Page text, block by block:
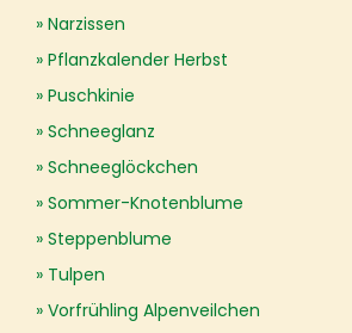
Narzissen
Pflanzkalender Herbst
Puschkinie
Schneeglanz
Schneeglöckchen
Sommer-Knotenblume
Steppenblume
Tulpen
Vorfrühling Alpenveilchen